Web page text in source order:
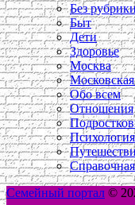
Без
Быт
Дети
Здоровье
Москва
Обо всем
Отношения
Психология
Справочная
Семейный портал ©